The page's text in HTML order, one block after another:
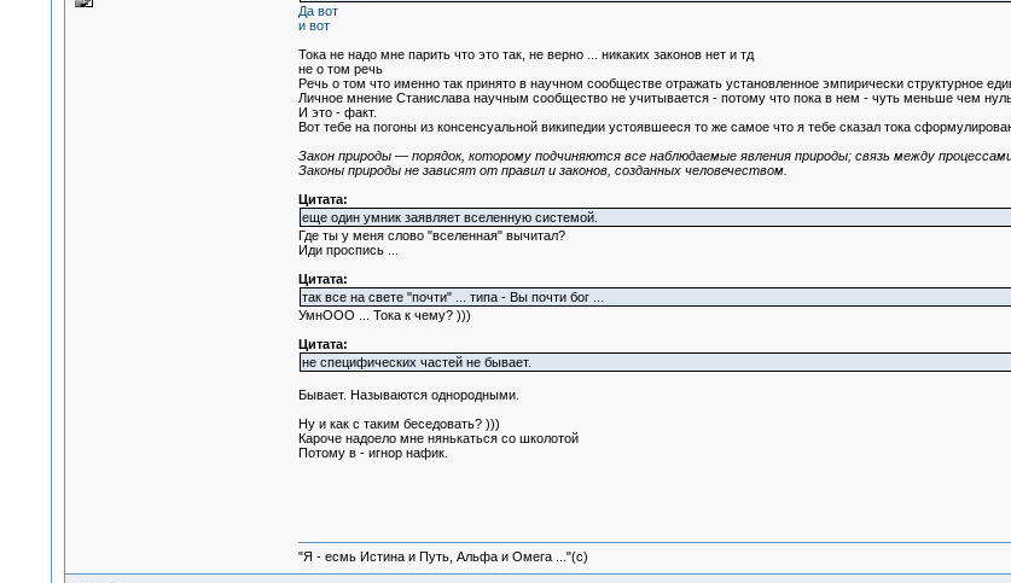
Да вот
и вот
Тока не надо мне парить что это так, не верно ... никаких законов нет и тд
не о том речь
Речь о том что именно так принято в научном сообществе отражать установленное эмпирически структурное
Личное мнение Станислава научным сообщество не учитывается - потому что пока в нем - чуть меньше чем нуль
И это - факт.
Вот тебе на погоны из консенсуальной википедии устоявшееcя то же самое что я тебе сказал тока
Закон природы — порядок, которому подчиняются все наблюдаемые явления природы; связь между
Законы природы не зависят от правил и законов, созданных человечеством.
Цитата:
еще один умник заявляет вселенную системой.
Где ты у меня слово "вселенная" вычитал?
Иди проспись ...
Цитата:
так все на свете "почти" ... типа - Вы почти бог ...
УмнOOO ... Тока к чему? )))
Цитата:
не специфических частей не бывает.
Бывает. Называются однородными.
Ну и как с таким беседовать? )))
Кароче надоело мне нянькаться со школотой
Потому в - игнор нафик.
"Я - есмь Истина и Путь, Альфа и Омега ..."(с)